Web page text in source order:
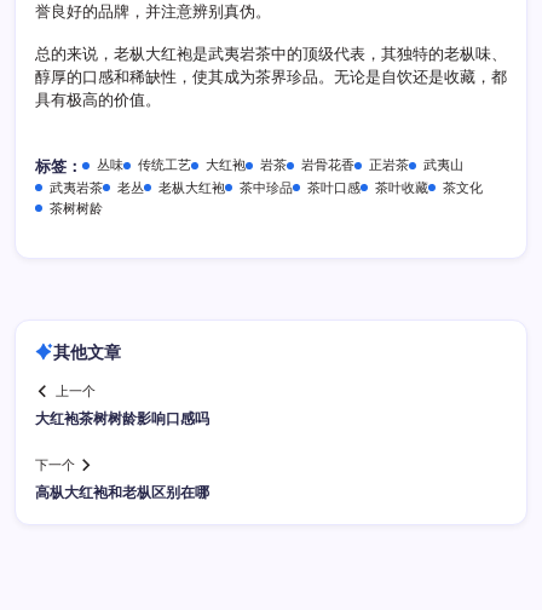
誉良好的品牌，并注意辨别真伪。
总的来说，老枞大红袍是武夷岩茶中的顶级代表，其独特的老枞味、
醇厚的口感和稀缺性，使其成为茶界珍品。无论是自饮还是收藏，都
具有极高的价值。
标签： 丛味 传统工艺 大红袍 岩茶 岩骨花香 正岩茶
武夷山
武夷岩茶
老丛 老枞大红袍 茶中珍品 茶叶口感 茶叶收藏
茶文化
茶树树龄
其他文章
上一个
大红袍茶树树龄影响口感吗
下一个
高枞大红袍和老枞区别在哪